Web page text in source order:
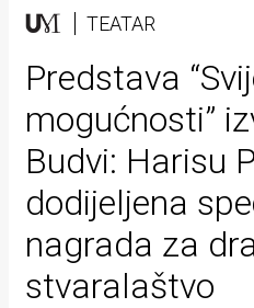
Teatar
Književnost
Muzika
Film
Intervju
Kolumne
Kultura
TEATAR
Predstava
mogućnosti”
Budvi: Harisu
dodijeljena
nagrada za
stvaralaštvo